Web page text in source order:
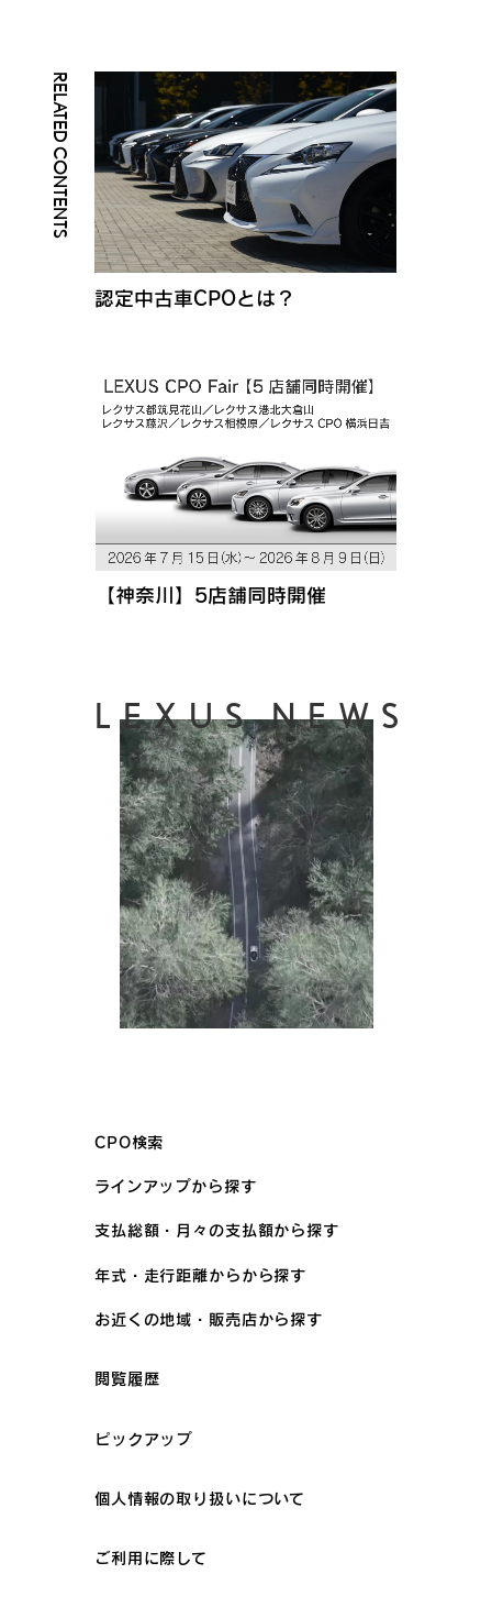
RELATED CONTENTS
認定中古車CPOとは？
【神奈川】5店舗同時開催
LEXUS NEWS
CPO検索
ラインアップから探す
支払総額・月々の支払額から探す
年式・走行距離からから探す
お近くの地域・販売店から探す
閲覧履歴
ピックアップ
個人情報の取り扱いについて
ご利用に際して